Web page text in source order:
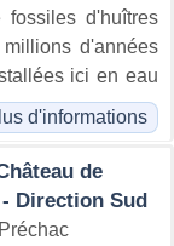
fossiles d'huîtres
d'années
ici en eau
d'informations
de
- Direction Sud